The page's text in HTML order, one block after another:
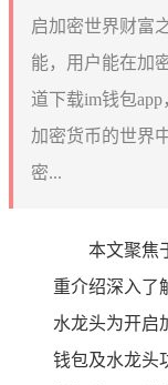
启加密世界财富
能，用户能在加
道下载im钱包
加密货币的世界
密...
本文聚焦
重介绍深入了
水龙头为开启
钱包及水龙头